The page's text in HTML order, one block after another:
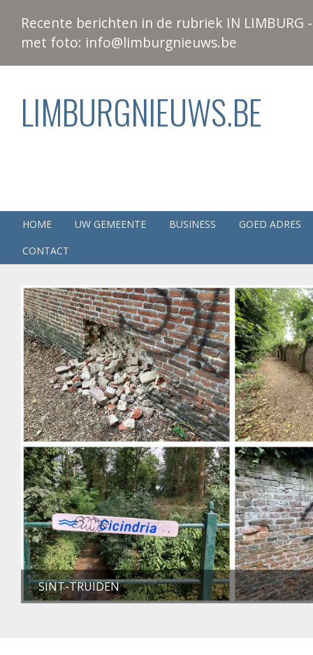
Recente berichten in de rubriek IN
met foto: info@limburgnieuws.be
LIMBURGNIEUWS.BE
HOME UW GEMEENTE BUSINESS
GOED ADRES
CONTACT
SINT-TRUIDEN